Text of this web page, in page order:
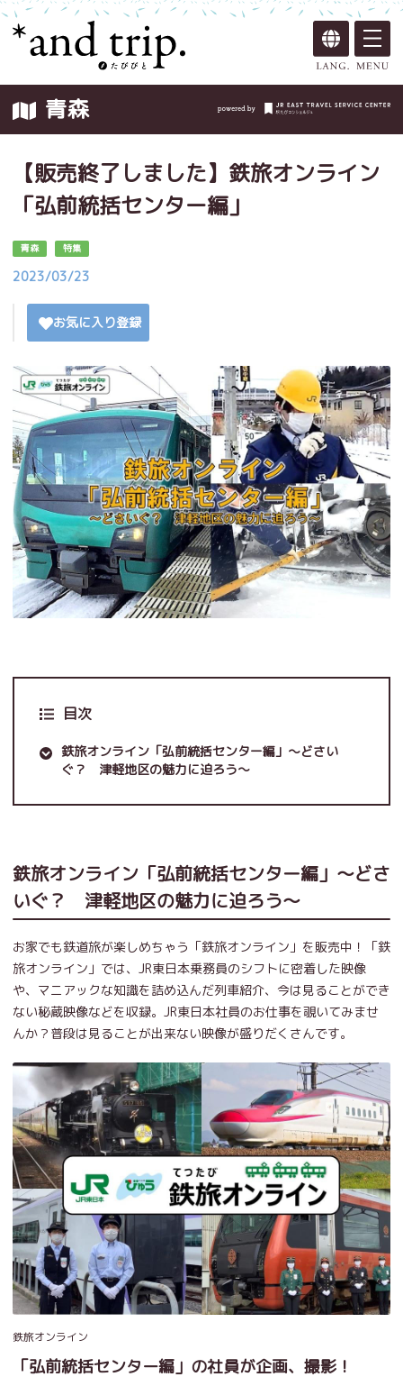
青森
【販売終了しました】鉄旅オンライン
「弘前統括センター編」
青森 特集
2023/03/23
お気に入り登録
目次
鉄旅オンライン「弘前統括センター編」～どさい
ぐ？ 津軽地区の魅力に迫ろう～
鉄旅オンライン「弘前統括センター編」～どさ
いぐ？ 津軽地区の魅力に迫ろう～
お家でも鉄道旅が楽しめちゃう「鉄旅オンライン」を販売中！「鉄
旅オンライン」では、JR東日本乗務員のシフトに密着した映像
や、マニアックな知識を詰め込んだ列車紹介、今は見ることができ
ない秘蔵映像などを収録。JR東日本社員のお仕事を覗いてみませ
んか？普段は見ることが出来ない映像が盛りだくさんです。
鉄旅オンライン
「弘前統括センター編」の社員が企画、撮影！